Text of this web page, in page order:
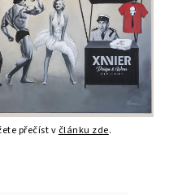
přečíst v článku zde.